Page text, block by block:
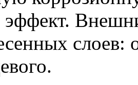
слоев: